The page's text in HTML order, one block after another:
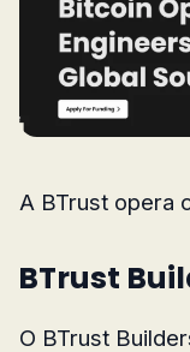
A BTrust opera
BTrust
O BTrust